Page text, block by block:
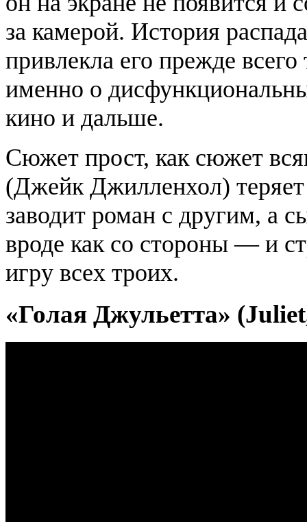
за камерой. История
привлекла его прежде
именно о
кино и дальше.
Сюжет прост, как сюжет
(Джейк Джилленхол)
заводит роман с другим, а
вроде как со стороны — и
игру всех троих.
«Голая Джульетта»